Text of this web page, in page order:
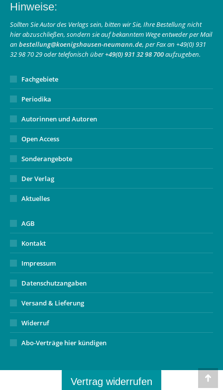
opens
in
new
window
opens
in
new
window
page
opens
in
new
window
Hinweise:
Sollten Sie Autor des Verlags sein, bitten wir Sie, Ihre Bestellung nicht
hier abzuschließen, sondern sie auf bekanntem Wege entweder per Mail
an bestellung@koenigshausen-neumann.de, per Fax an +49(0) 931
32 98 70 29 oder telefonisch über+49(0) 931 32 98 700aufzugeben.
Fachgebiete
Periodika
Autorinnen und Autoren
Open Access
Sonderangebote
Der Verlag
Aktuelles
AGB
Kontakt
Impressum
Datenschutzangaben
Versand & Lieferung
Widerruf
Abo-Verträge hier kündigen
Go
Vertrag widerrufen